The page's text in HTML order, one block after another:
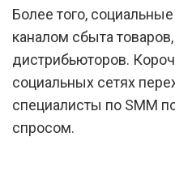
Более того,
каналом сбыта
дистрибьюторов.
социальных сетях
специалисты по SMM
спросом.